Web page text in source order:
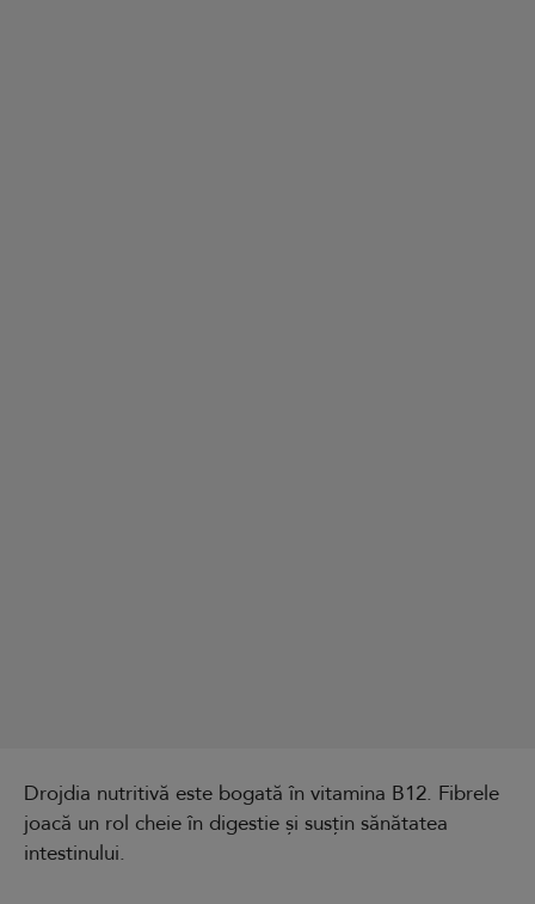
Drojdia nutritivă este bogată în vitamina B12. Fibrele
joacă un rol cheie în digestie și susțin sănătatea
intestinului.